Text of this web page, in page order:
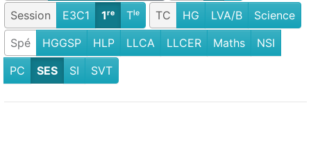
Session
E3C1 1ʳᵉ Tˡᵉ TC HG LVA/B
Science
Spé
HGGSP HLP LLCA LLCER Maths
NSI
PC
SES SI SVT